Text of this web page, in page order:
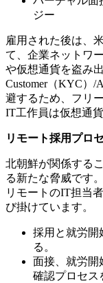
ジー
雇用された後は、
て、企業ネットワ
や仮想通貨を盗み
Customer（KYC） /
避するため、フリ
IT工作員は仮想通
リモート採用プロ
北朝鮮が関係する
る新たな脅威です。
リモートのIT担当
び掛けています。
採用と就労開
る。
面接、就労開
確認プロセス